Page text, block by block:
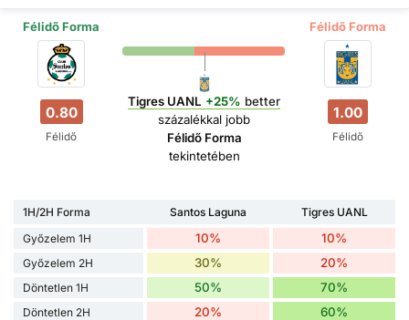
Félidő Forma Félidő Forma
0.80
Félidő
Tigres UANL +25% better
százalékkal jobb
Félidő Forma
tekintetében
1.00
Félidő
1H/2H Forma Santos Laguna
Tigres UANL
Győzelem 1H
10% 10%
Győzelem 2H 30% 20%
Döntetlen 1H 50% 70%
Döntetlen 2H 20% 60%